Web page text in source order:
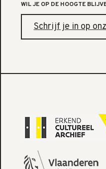
WIL JE OP DE HOOGTE
Schrijf je in op